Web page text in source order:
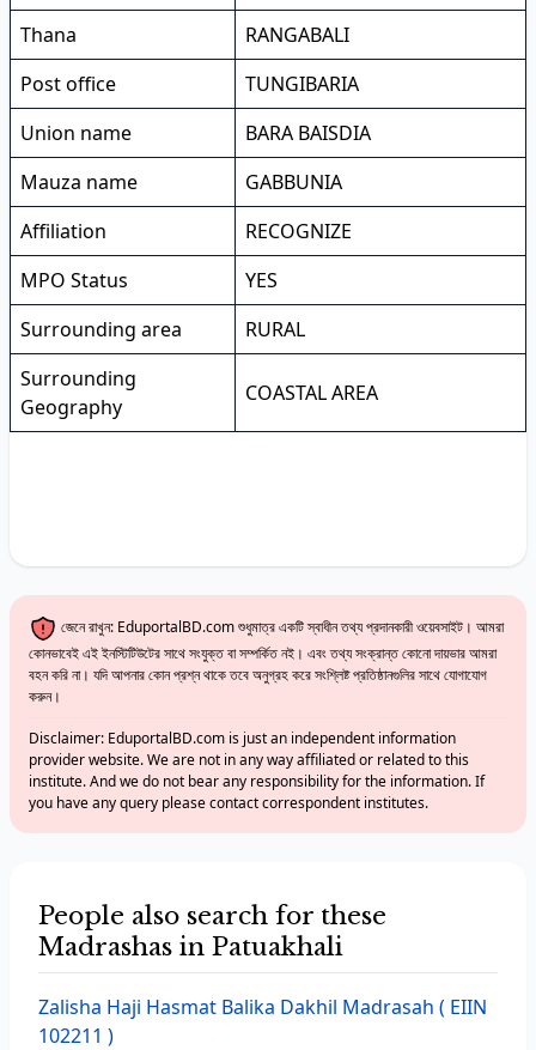
Thana
RANGABALI
Post office
TUNGIBARIA
Union name
BARA BAISDIA
Mauza name
GABBUNIA
Affiliation
RECOGNIZE
MPO Status
YES
Surrounding area
RURAL
Surrounding
Geography
COASTAL AREA
জেনে রাখুন: EduportalBD.com শুধুমাত্র একটি স্বাধীন তথ্য প্রদানকারী ওয়েবসাইট। আমরা
কোনভাবেই এই ইনস্টিটিউটের সাথে সংযুক্ত বা সম্পর্কিত নই। এবং তথ্য সংক্রান্ত কোনো দায়ভার আমরা
বহন করি না। যদি আপনার কোন প্রশ্ন থাকে তবে অনুগ্রহ করে সংশ্লিষ্ট প্রতিষ্ঠানগুলির সাথে যোগাযোগ
করুন।
Disclaimer: EduportalBD.com is just an independent information
provider website. We are not in any way affiliated or related to this
institute. And we do not bear any responsibility for the information. If
you have any query please contact correspondent institutes.
People also search for these
Madrashas in Patuakhali
Zalisha Haji Hasmat Balika Dakhil Madrasah ( EIIN
102211 )